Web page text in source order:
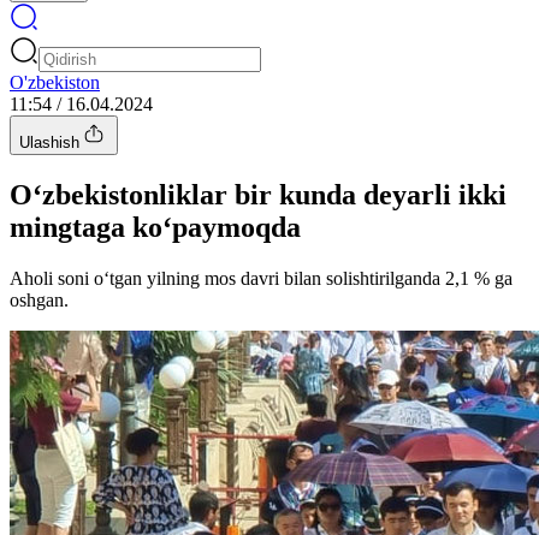
O'zbekiston
11:54 / 16.04.2024
Ulashish
O‘zbekistonliklar bir kunda deyarli ikki
mingtaga ko‘paymoqda
Aholi soni o‘tgan yilning mos davri bilan solishtirilganda 2,1 % ga
oshgan.